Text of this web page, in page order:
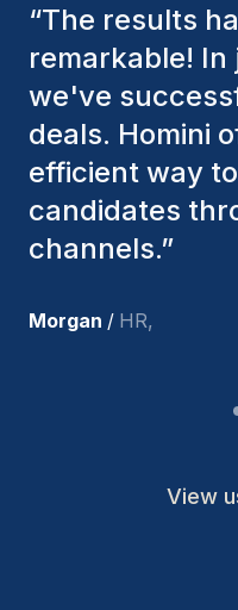
“The Homini
consistently
factors to
best
we've hired
I’m truly
team members.
Joakin / Deputy-AMLCO
View